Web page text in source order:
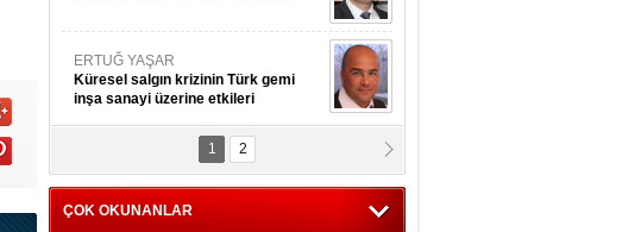
ERTUĞ YAŞAR
Küresel salgın krizinin Türk gemi
inşa sanayi üzerine etkileri
Kpt. MESUT AZMİ GÖKSOY
ithafen...
1 2
ÇOK OKUNANLAR